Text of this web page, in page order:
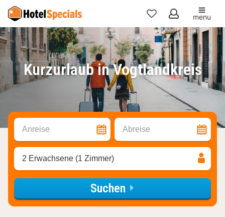
Meine
Favoriten
menu
Kurzurlaub in Vogtlandkreis
Anreise Abreise
2 Erwachsene (1 Zimmer)
Suchen